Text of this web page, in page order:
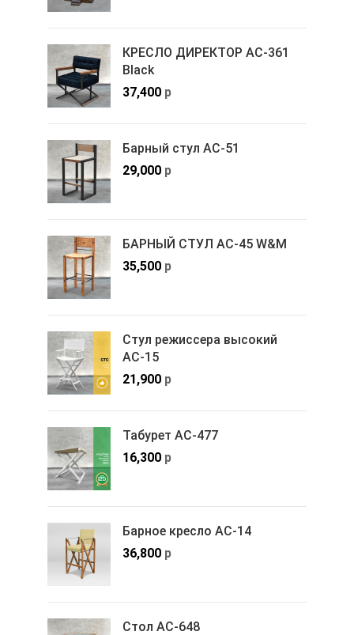
КРЕСЛО ДИРЕКТОР АС-361
Black
37,400 р
Барный стул АС-51
29,000 р
БАРНЫЙ СТУЛ АС-45 W&M
35,500 р
Стул режиссера высокий
АС-15
21,900 р
Табурет АС-477
16,300 р
Барное кресло АС-14
36,800 р
Стол АС-648